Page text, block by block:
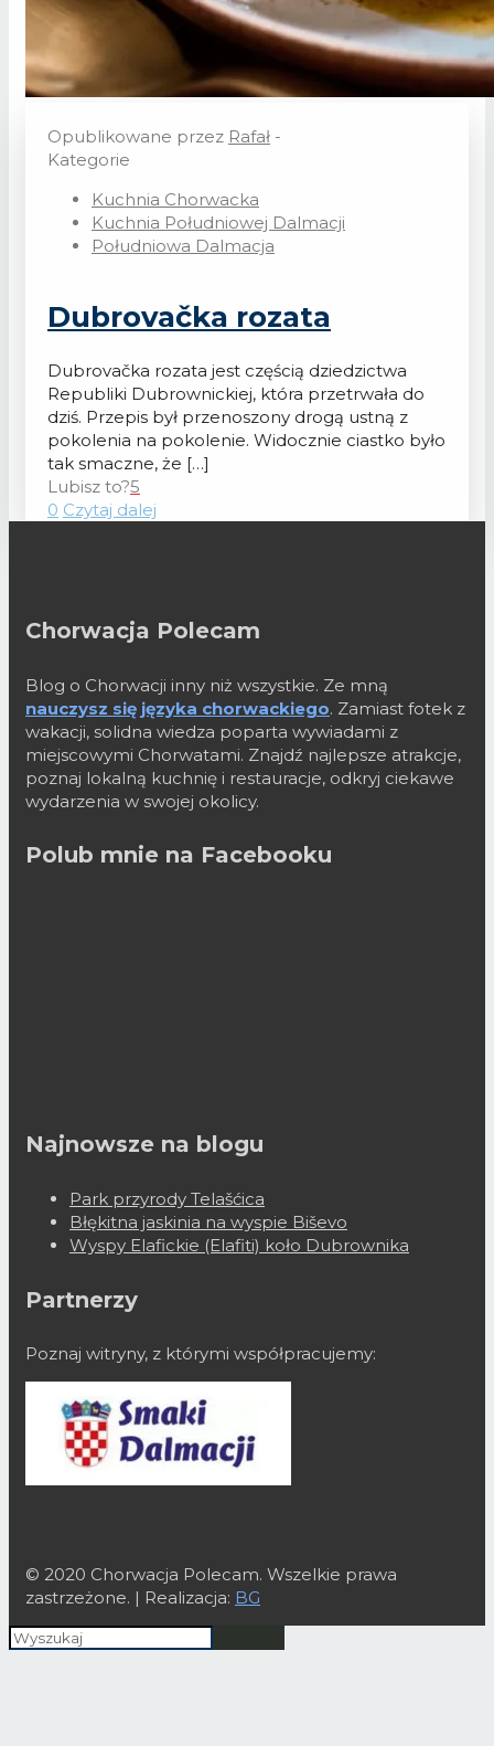
Opublikowane przez Rafał -
Kategorie
Kuchnia Chorwacka
Kuchnia Południowej Dalmacji
Południowa Dalmacja
Dubrovačka rozata
Dubrovačka rozata jest częścią dziedzictwa
Republiki Dubrownickiej, która przetrwała do
dziś. Przepis był przenoszony drogą ustną z
pokolenia na pokolenie. Widocznie ciastko było
tak smaczne, że […]
Lubisz to?5
0 Czytaj dalej
Chorwacja Polecam
Blog o Chorwacji inny niż wszystkie. Ze mną
nauczysz się języka chorwackiego. Zamiast fotek z
wakacji, solidna wiedza poparta wywiadami z
miejscowymi Chorwatami. Znajdź najlepsze atrakcje,
poznaj lokalną kuchnię i restauracje, odkryj ciekawe
wydarzenia w swojej okolicy.
Polub mnie na Facebooku
Najnowsze na blogu
Park przyrody Telašćica
Błękitna jaskinia na wyspie Biševo
Wyspy Elafickie (Elafiti) koło Dubrownika
Partnerzy
Poznaj witryny, z którymi współpracujemy:
© 2020 Chorwacja Polecam. Wszelkie prawa
zastrzeżone. | Realizacja: BG